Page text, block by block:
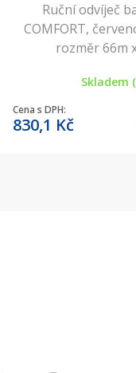
Ruční odvíječ
COMFORT,
rozměr 66m
Skladem
Cena s DPH:
830,1 Kč